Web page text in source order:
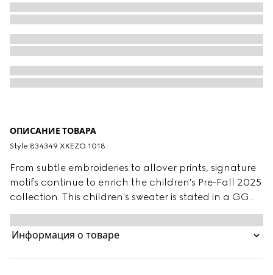
ОПИСАНИЕ ТОВАРА
Style ‎834349 XKEZO 1018
From subtle embroideries to allover prints, signature
motifs continue to enrich the children's Pre-Fall 2025
collection. This children's sweater is stated in a GG
wool jacquard, referencing the House's instantly-
recognizable monogram motif.
Информация о товаре